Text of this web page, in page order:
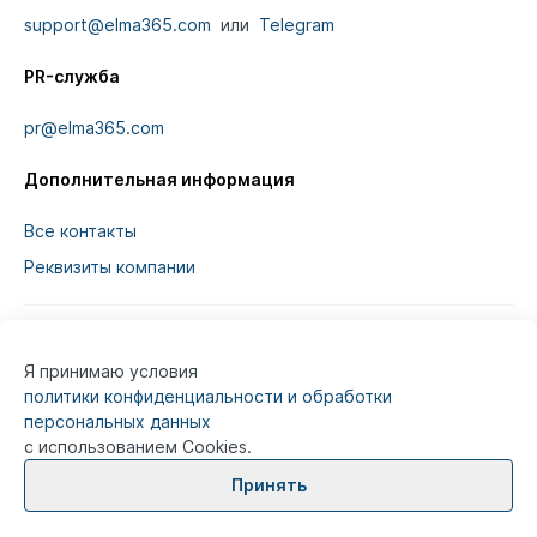
support@elma365.com или Telegram
PR-служба
pr@elma365.com
Дополнительная информация
Все контакты
Реквизиты компании
Информация на сайте предназначена для
предназначенной для публичного ознакомления
потребителей.
Я принимаю условия
политики конфиденциальности и обработки
персональных данных
с использованием Cookies.
Принять